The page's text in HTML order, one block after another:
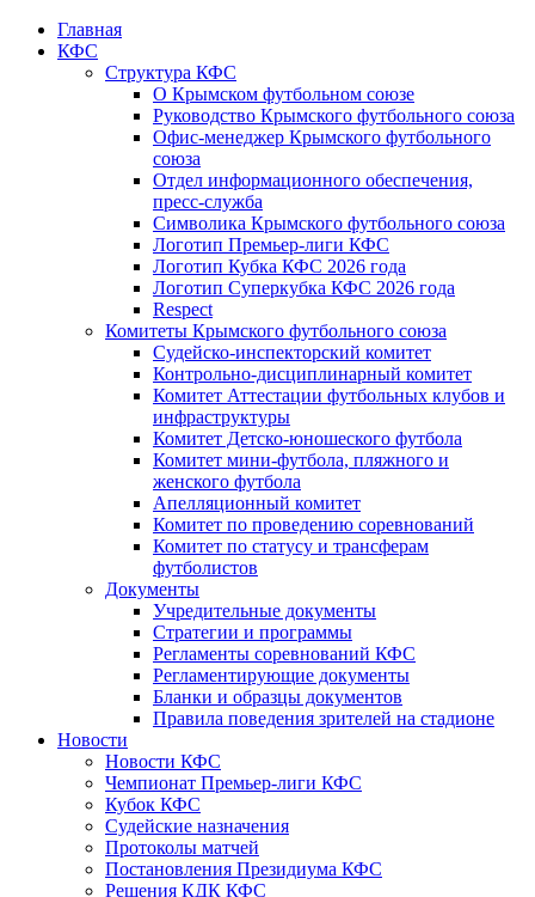
Главная
КФС
Структура КФС
О Крымском футбольном союзе
Руководство Крымского футбольного союза
Офис-менеджер Крымского футбольного
союза
Отдел информационного обеспечения,
пресс-служба
Символика Крымского футбольного союза
Логотип Премьер-лиги КФС
Логотип Кубка КФС 2026 года
Логотип Суперкубка КФС 2026 года
Respect
Комитеты Крымского футбольного союза
Судейско-инспекторский комитет
Контрольно-дисциплинарный комитет
Комитет Аттестации футбольных клубов и
инфраструктуры
Комитет Детско-юношеского футбола
Комитет мини-футбола, пляжного и
женского футбола
Апелляционный комитет
Комитет по проведению соревнований
Комитет по статусу и трансферам
футболистов
Документы
Учредительные документы
Стратегии и программы
Регламенты соревнований КФС
Регламентирующие документы
Бланки и образцы документов
Правила поведения зрителей на стадионе
Новости
Новости КФС
Чемпионат Премьер-лиги КФС
Кубок КФС
Судейские назначения
Протоколы матчей
Постановления Президиума КФС
Решения КДК КФС